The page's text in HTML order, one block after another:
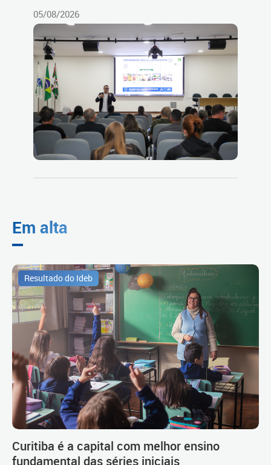
05/08/2026
Em alta
Resultado do Ideb
Curitiba é a capital com melhor ensino
fundamental das séries iniciais